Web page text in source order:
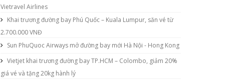
Vietravel Airlines
Khai trương đường bay Phú Quốc – Kuala Lumpur, săn vé từ
2.700.000 VNĐ
Sun PhuQuoc Airways mở đường bay mới Hà Nội - Hong Kong
Vietjet khai trương đường bay TP.HCM – Colombo, giảm 20%
giá vé và tặng 20kg hành lý